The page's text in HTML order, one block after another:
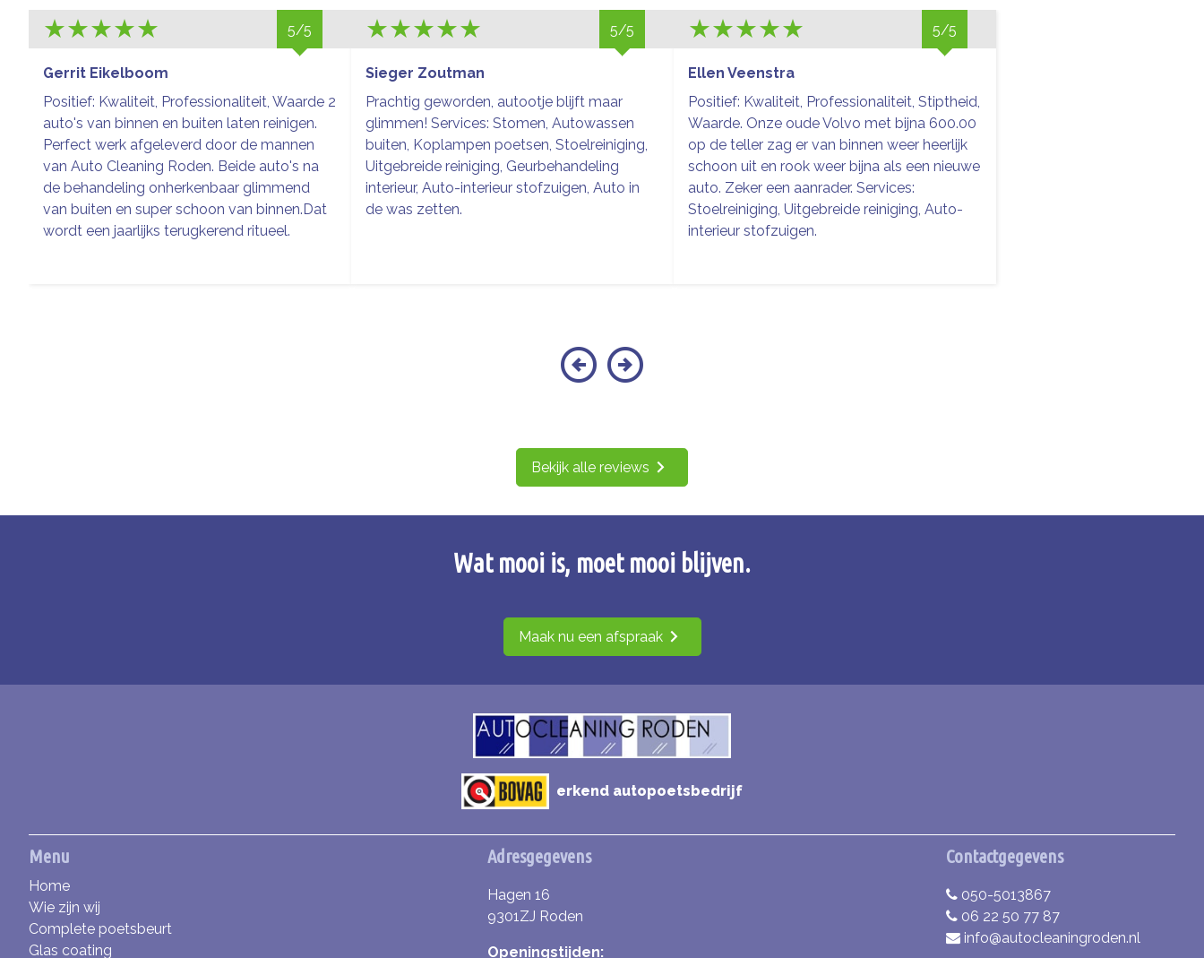
Wat mooi is, moet mooi blijven.
Maak nu een afspraak
5/5
Gerrit Eikelboom
Positief: Kwaliteit, Professionaliteit, Waarde 2
auto's van binnen en buiten laten reinigen.
Perfect werk afgeleverd door de mannen
van Auto Cleaning Roden. Beide auto's na
de behandeling onherkenbaar glimmend
van buiten en super schoon van binnen.Dat
wordt een jaarlijks terugkerend ritueel.
5/5
Sieger Zoutman
Prachtig geworden, autootje blijft maar
glimmen! Services: Stomen, Autowassen
buiten, Koplampen poetsen, Stoelreiniging,
Uitgebreide reiniging, Geurbehandeling
interieur, Auto-interieur stofzuigen, Auto in
de was zetten.
5/5
Ellen Veenstra
Positief: Kwaliteit, Professionaliteit, Stiptheid,
Waarde. Onze oude Volvo met bijna 600.00
op de teller zag er van binnen weer heerlijk
schoon uit en rook weer bijna als een nieuwe
auto. Zeker een aanrader. Services:
Stoelreiniging, Uitgebreide reiniging, Auto-
interieur stofzuigen.
Bekijk alle reviews
erkend autopoetsbedrijf
Menu
Home
Wie zijn wij
Complete poetsbeurt
Glas coating
Adresgegevens
Hagen 16
9301ZJ Roden
Openingstijden:
Contactgegevens
050-5013867
06 22 50 77 87
info@autocleaningroden.nl